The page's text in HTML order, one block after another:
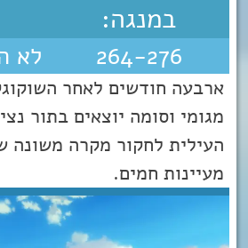
במנגה:
264-276 לא
ארבעה חודשים לאחר
מגומי וסומה יוצאים בתור
העילית לחקור מקרה משונה
מעיינות חמים.